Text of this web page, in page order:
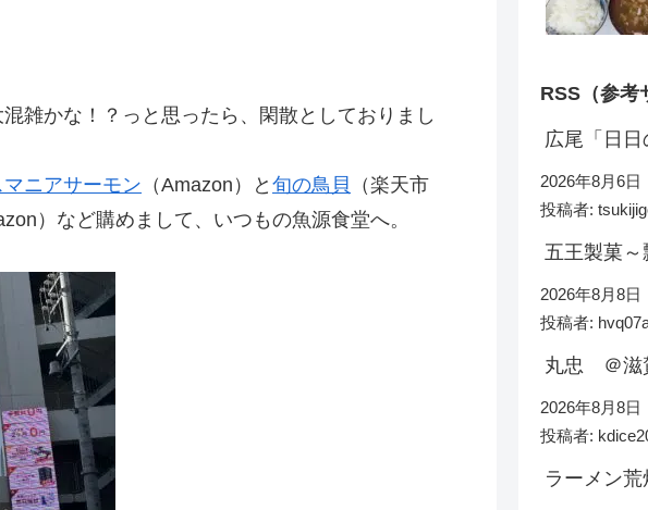
雑かな！？っと思ったら、閑散としておりまし
ニアサーモン （Amazon）と 旬の鳥貝 （楽天市
）など購めまして、いつもの魚源食堂へ。
RSS（参考
広尾「日
2026年8月6日
投稿者:
五王製菓～
2026年8月8日
投稿者:
丸忠 ＠滋
2026年8月8日
投稿者:
ラーメン